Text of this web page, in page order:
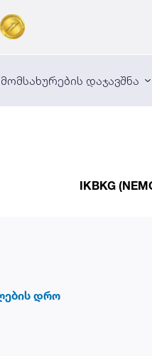
მომსახურების დაჯავშნა
IKBKG
დრო